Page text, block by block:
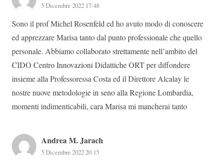
5 Dicembre 2022 17:48
Sono il prof Michel Rosenfeld ed ho avuto modo di conoscere
ed apprezzare Marisa tanto dal punto professionale che quello
personale. Abbiamo collaborato strettamente nell’ambito del
CIDO Centro Innovazioni Didattiche ORT per diffondere
insieme alla Professoressa Costa ed il Direttore Alcalay le
nostre nuove metodologie in seno alla Regione Lombardia,
momenti indimenticabili, cara Marisa mi mancherai tanto
Andrea M. Jarach
5 Dicembre 2022 20:15